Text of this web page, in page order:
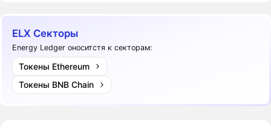
ELX Секторы
Energy Ledger оноситстя к секторам:
Токены Ethereum
Токены BNB Chain